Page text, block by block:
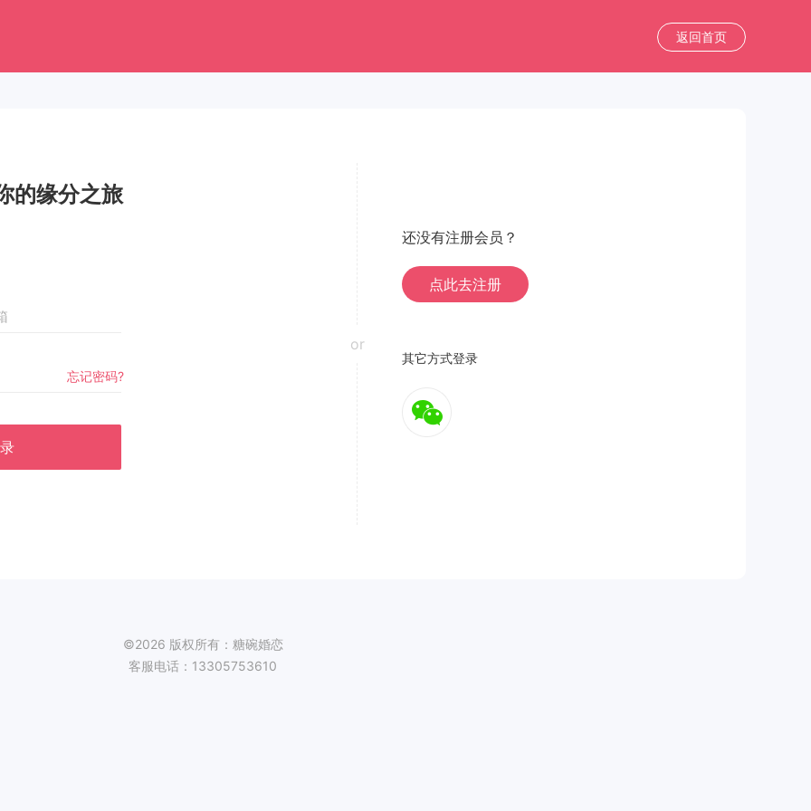
返回首页
的缘分之旅
忘记密码?
or
还没有注册会员？
点此去注册
其它方式登录
©2026 版权所有：糖碗婚恋
客服电话：13305753610